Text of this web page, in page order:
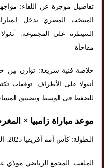
تفاصيل موجزة عن اللقاء:
المنتخب المصري يدخل
السيطرة على المجموعة.
مفاجأة.
خلاصة فنية سريعة: توازن بين
أنغولا على الأطراف. توقعات
للضغط في الوسط وتضييق
موعد مباراة زامبيا ×
البطولة: كأس أمم أفريقيا 2025. التاريخ: 29 ديسمبر 2025.
الملعب: المجمع الرياضي مولاي